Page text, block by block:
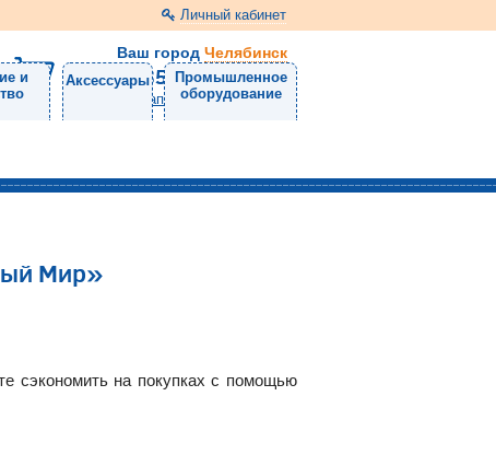
Личный кабинет
Ваш город Челябинск
8 (351) 220-99-01
Напишите нам
и
Аксессуары
Промышленное
оборудование
Мир»
сэкономить на покупках с помощью